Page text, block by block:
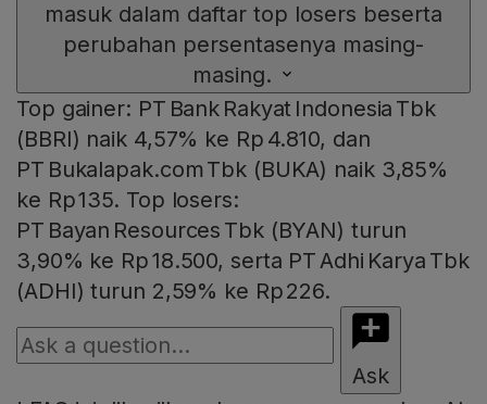
masuk dalam daftar top losers beserta
perubahan persentasenya masing-
masing.
Top gainer: PT Bank Rakyat Indonesia Tbk
(BBRI) naik 4,57% ke Rp 4.810, dan
PT Bukalapak.com Tbk (BUKA) naik 3,85%
ke Rp 135. Top losers:
PT Bayan Resources Tbk (BYAN) turun
3,90% ke Rp 18.500, serta PT Adhi Karya Tbk
(ADHI) turun 2,59% ke Rp 226.
Ask